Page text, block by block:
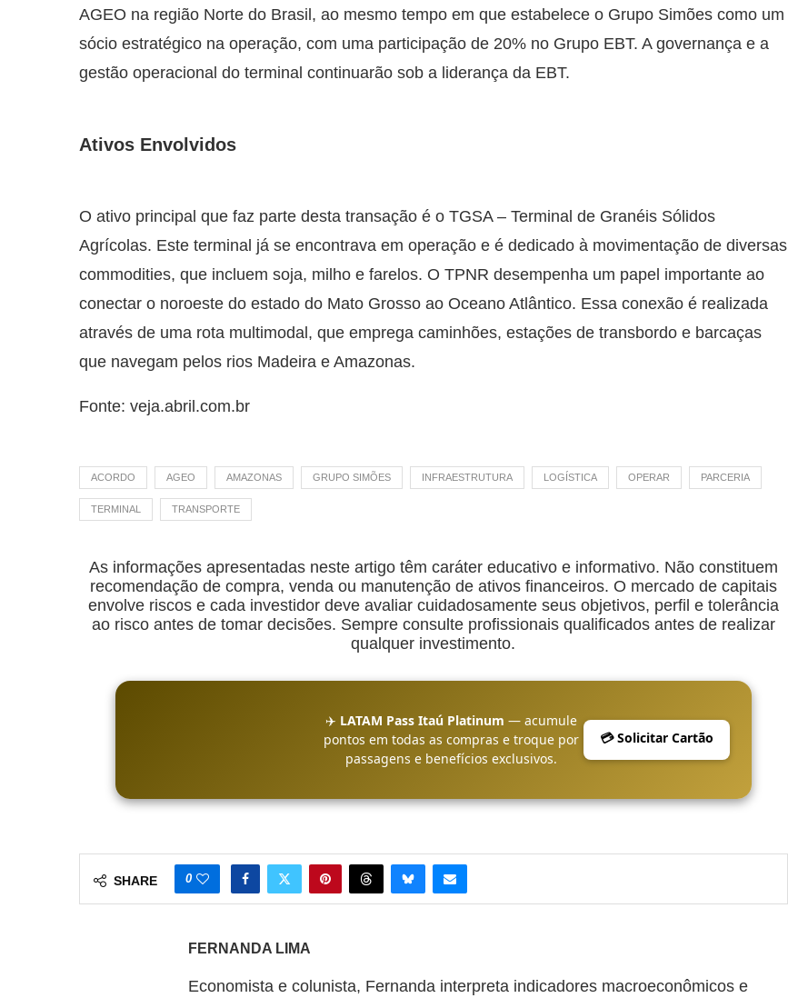
AGEO na região Norte do Brasil, ao mesmo tempo em que estabelece o Grupo Simões como um
sócio estratégico na operação, com uma participação de 20% no Grupo EBT. A governança e a
gestão operacional do terminal continuarão sob a liderança da EBT.
Ativos Envolvidos
O ativo principal que faz parte desta transação é o TGSA – Terminal de Granéis Sólidos
Agrícolas. Este terminal já se encontrava em operação e é dedicado à movimentação de diversas
commodities, que incluem soja, milho e farelos. O TPNR desempenha um papel importante ao
conectar o noroeste do estado do Mato Grosso ao Oceano Atlântico. Essa conexão é realizada
através de uma rota multimodal, que emprega caminhões, estações de transbordo e barcaças
que navegam pelos rios Madeira e Amazonas.
Fonte: veja.abril.com.br
ACORDO AGEO AMAZONAS GRUPO SIMÕES INFRAESTRUTURA LOGÍSTICA OPERAR PARCERIA
TERMINAL TRANSPORTE
As informações apresentadas neste artigo têm caráter educativo e informativo. Não constituem
recomendação de compra, venda ou manutenção de ativos financeiros. O mercado de capitais
envolve riscos e cada investidor deve avaliar cuidadosamente seus objetivos, perfil e tolerância
ao risco antes de tomar decisões. Sempre consulte profissionais qualificados antes de realizar
qualquer investimento.
✈️ LATAM Pass Itaú Platinum — acumule
pontos em todas as compras e troque por
passagens e benefícios exclusivos.
💳 Solicitar Cartão
SHARE 0
FERNANDA LIMA
Economista e colunista, Fernanda interpreta indicadores macroeconômicos e